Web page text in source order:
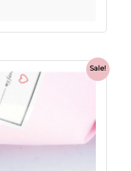
Sale!